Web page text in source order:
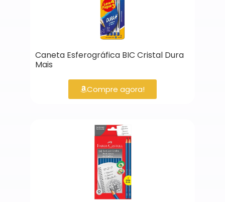
Caneta Esferográfica BIC Cristal Dura
Mais
Compre agora!